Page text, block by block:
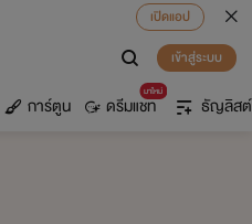
เปิดแอป
เข้าสู่ระบบ
การ์ตูน
มาใหม่
ดรีมแชท ธัญลิสต์